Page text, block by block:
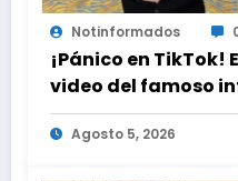
Notinformados
¡Pánico en TikTok!
video del famoso
Hilton que obligó a
ayuda médica
Agosto 5, 2026